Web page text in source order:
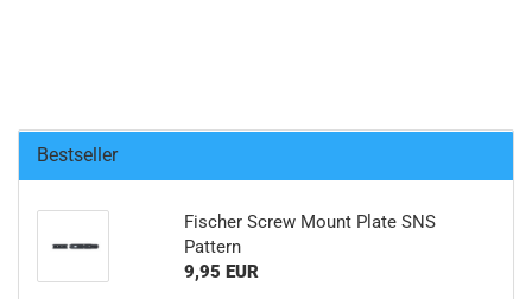
Bestseller
Fischer Screw Mount Plate SNS
Pattern
9,95 EUR